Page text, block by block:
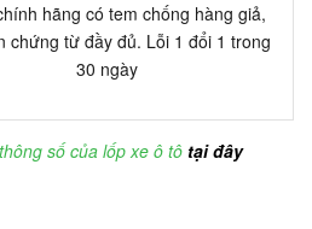
hãng có tem chống hàng giả,
chứng từ đầy đủ. Lỗi 1 đổi 1 trong
30 ngày
số của lốp xe ô tô tại đây